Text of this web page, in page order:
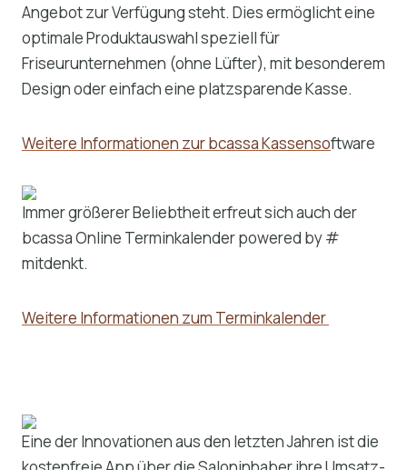
Angebot zur Verfügung steht. Dies ermöglicht eine
optimale Produktauswahl speziell für
Friseurunternehmen (ohne Lüfter), mit besonderem
Design oder einfach eine platzsparende Kasse.
Weitere Informationen zur bcassa Kassensoftware
Immer größerer Beliebtheit erfreut sich auch der
bcassa Online Terminkalender powered by #
mitdenkt.
Weitere Informationen zum Terminkalender
Eine der Innovationen aus den letzten Jahren ist die